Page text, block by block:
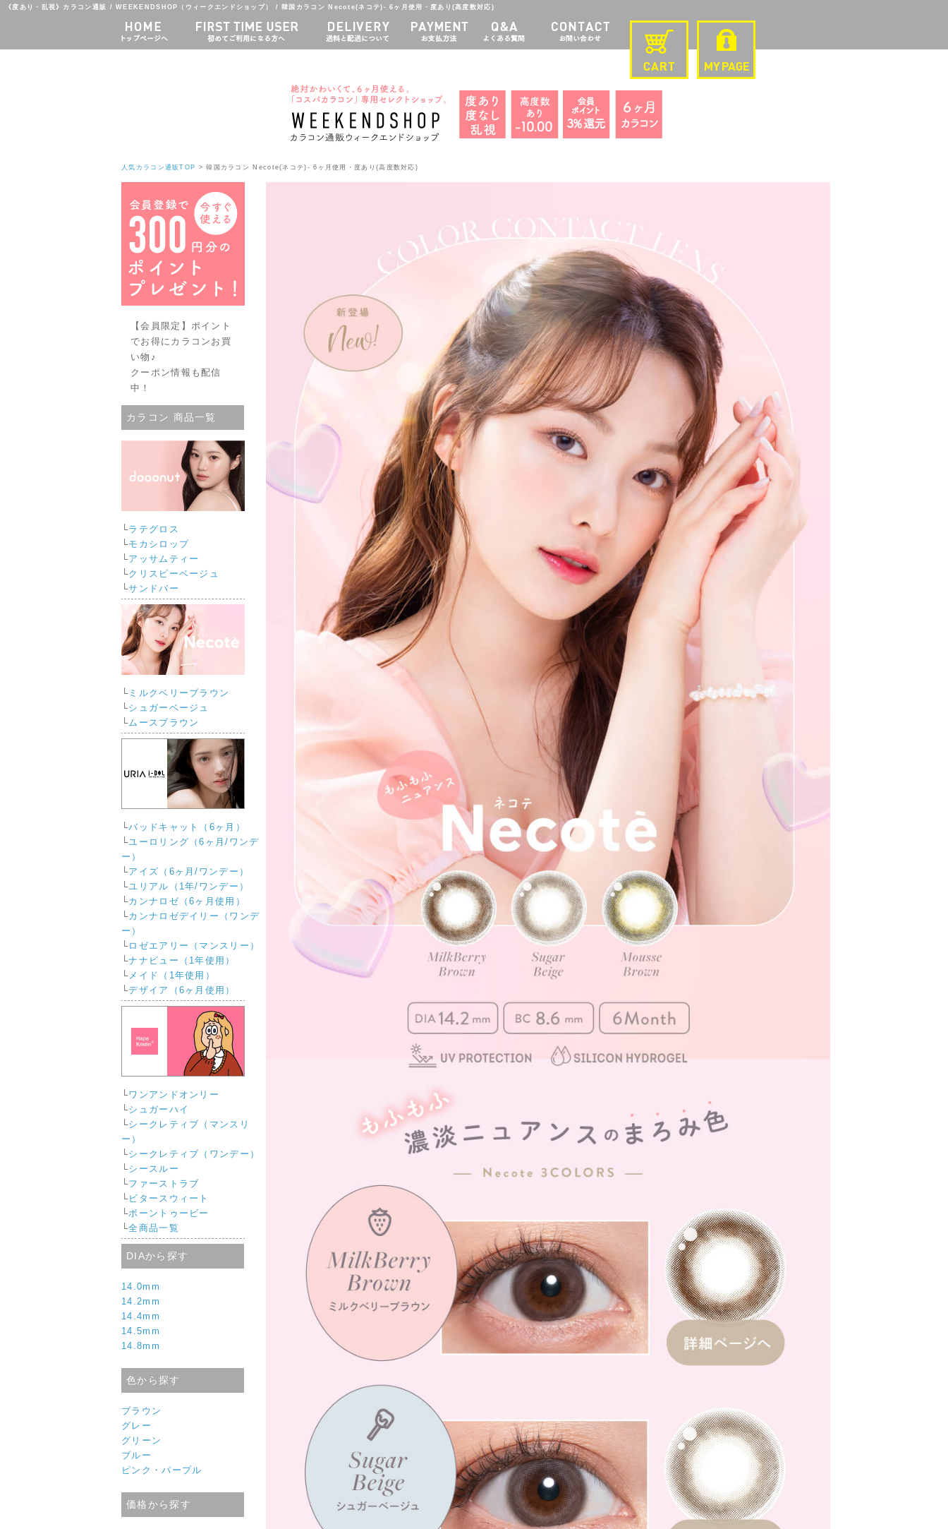
《度あり・乱視》カラコン通販 / WEEKENDSHOP（ウィークエンドショップ） / 韓国カラコン Necote(ネコテ)- 6ヶ月使用・度あり(高度数対応)
人気カラコン通販TOP > 韓国カラコン Necote(ネコテ)- 6ヶ月使用・度あり(高度数対応)
【会員限定】ポイント
でお得にカラコンお買
い物♪
クーポン情報も配信
中！
カラコン 商品一覧
└ラテグロス
└モカシロップ
└アッサムティー
└クリスピーベージュ
└サンドバー
└ ミルクベリーブラウン
└シュガーベージュ
└ムースブラウン
└バッドキャット（6ヶ月）
└ユーロリング（6ヶ月/ワンデ
ー）
└アイズ（6ヶ月/ワンデー）
└ユリアル（1年/ワンデー）
└カンナロゼ（6ヶ月使用）
└カンナロゼデイリー（ワンデ
ー）
└ロゼエアリー（マンスリー）
└ナナビュー（1年使用）
└メイド（1年使用）
└デザイア（6ヶ月使用）
└ワンアンドオンリー
└シュガーハイ
└シークレティブ（マンスリ
ー）
└シークレティブ（ワンデー）
└シースルー
└ファーストラブ
└ビタースウィート
└ボーントゥービー
└全商品一覧
DIAから探す
14.0mm
14.2mm
14.4mm
14.5mm
14.8mm
色から探す
ブラウン
グレー
グリーン
ブルー
ピンク・パープル
価格から探す